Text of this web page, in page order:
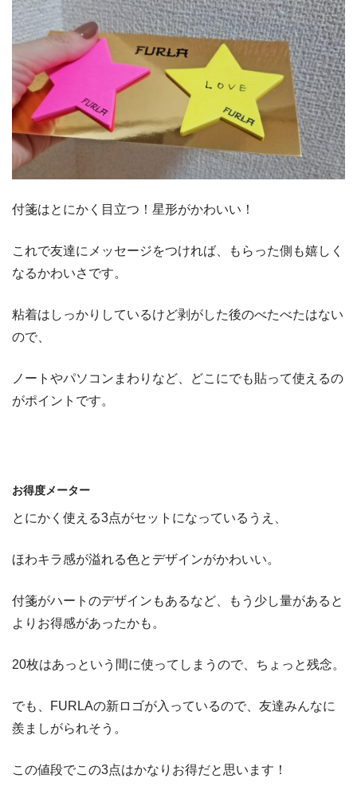
付箋はとにかく目立つ！星形がかわいい！
これで友達にメッセージをつければ、もらった側も嬉しく
なるかわいさです。
粘着はしっかりしているけど剥がした後のべたべたはない
ので、
ノートやパソコンまわりなど、どこにでも貼って使えるの
がポイントです。
お得度メーター
とにかく使える3点がセットになっているうえ、
ほわキラ感が溢れる色とデザインがかわいい。
付箋がハートのデザインもあるなど、もう少し量があると
よりお得感があったかも。
20枚はあっという間に使ってしまうので、ちょっと残念。
でも、FURLAの新ロゴが入っているので、友達みんなに
羨ましがられそう。
この値段でこの3点はかなりお得だと思います！